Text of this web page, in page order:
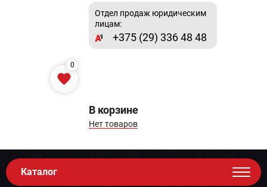
Отдел продаж юридическим
лицам:
+375 (29) 336 48 48
0
В корзине
Нет товаров
Каталог